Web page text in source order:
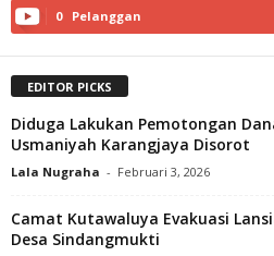
0 Pelanggan
EDITOR PICKS
Diduga Lakukan Pemotongan
Usmaniyah Karangjaya Disorot
Lala Nugraha - Februari 3, 2026
Camat Kutawaluya Evakuasi
Desa Sindangmukti